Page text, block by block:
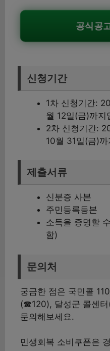
공식공
신청기간
1차 신청기간:
월 12일(금)까지
2차 신청기간:
10월 31일(금)까
제출서류
신분증 사본
주민등록등본
소득을 증명할
함)
문의처
궁금한 점은 국민콜
(☎120), 달성군 콜센
문의해보세요.
민생회복 소비쿠폰은